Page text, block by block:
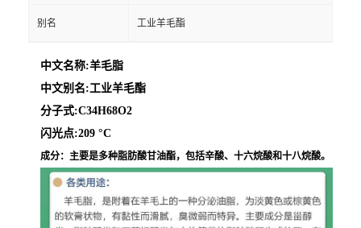
别名 工业羊毛酯
中文名称:羊毛脂
中文别名:工业羊毛酯
分子式:C34H68O2
闪光点:209 °C
成分：主要是多种脂肪酸甘油酯，包括辛酸、十六烷酸和十八烷酸。